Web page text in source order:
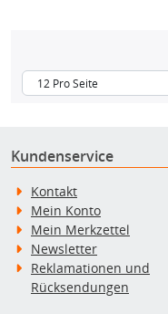
Kundenservice
Kontakt
Mein Konto
Mein Merkzettel
Newsletter
Reklamationen und
Rücksendungen